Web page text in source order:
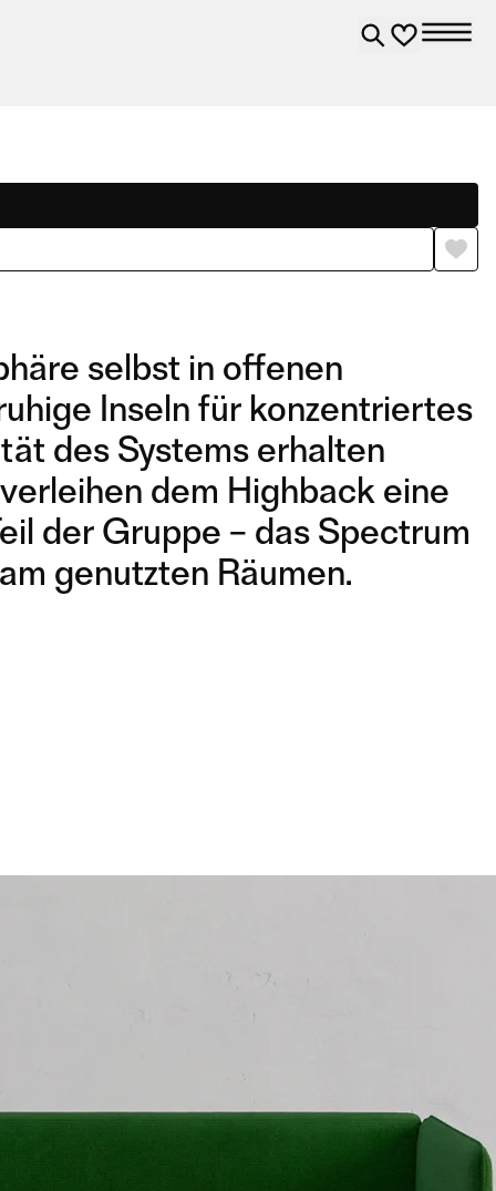
selbst in offenen
Inseln für konzentriertes
des Systems erhalten
dem Highback eine
der Gruppe – das Spectrum
genutzten Räumen.